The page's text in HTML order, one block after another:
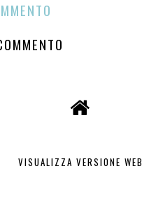
VISUALIZZA VERSIONE WEB